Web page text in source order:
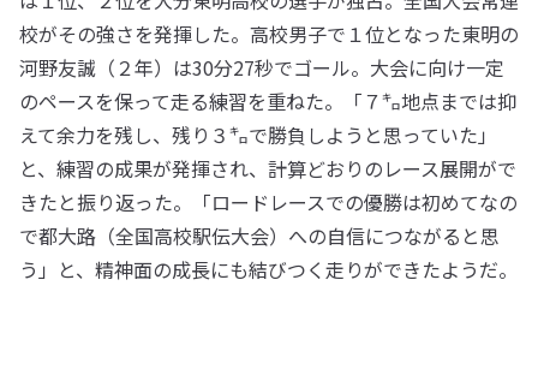
校がその強さを発揮した。高校男子で１位となった東明の
河野友誠（２年）は30分27秒でゴール。大会に向け一定
のペースを保って走る練習を重ねた。「７㌔地点までは抑
えて余力を残し、残り３㌔で勝負しようと思っていた」
と、練習の成果が発揮され、計算どおりのレース展開がで
きたと振り返った。「ロードレースでの優勝は初めてなの
で都大路（全国高校駅伝大会）への自信につながると思
う」と、精神面の成長にも結びつく走りができたようだ。